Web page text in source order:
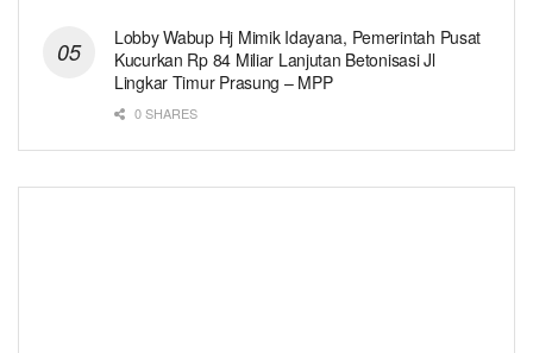
Lobby Wabup Hj Mimik Idayana, Pemerintah Pusat
Kucurkan Rp 84 Miliar Lanjutan Betonisasi Jl
Lingkar Timur Prasung – MPP
0 SHARES